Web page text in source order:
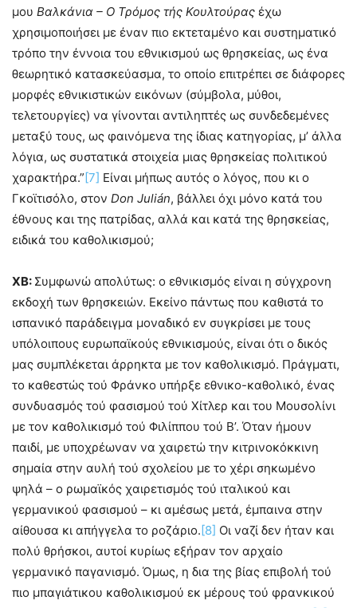
μου Βαλκάνια – Ο Τρόμος τής Κουλτούρας έχω
χρησιμοποιήσει με έναν πιο εκτεταμένο και συστηματικό
τρόπο την έννοια του εθνικισμού ως θρησκείας, ως ένα
θεωρητικό κατασκεύασμα, το οποίο επιτρέπει σε διάφορες
μορφές εθνικιστικών εικόνων (σύμβολα, μύθοι,
τελετουργίες) να γίνονται αντιληπτές ως συνδεδεμένες
μεταξύ τους, ως φαινόμενα της ίδιας κατηγορίας, μ’ άλλα
λόγια, ως συστατικά στοιχεία μιας θρησκείας πολιτικού
χαρακτήρα.” [7] Είναι μήπως αυτός ο λόγος, που κι ο
Γκοϊτισόλο, στον Don Julián, βάλλει όχι μόνο κατά του
έθνους και της πατρίδας, αλλά και κατά της θρησκείας,
ειδικά του καθολικισμού;
ΧΒ: Συμφωνώ απολύτως: ο εθνικισμός είναι η σύγχρονη
εκδοχή των θρησκειών. Εκείνο πάντως που καθιστά το
ισπανικό παράδειγμα μοναδικό εν συγκρίσει με τους
υπόλοιπους ευρωπαϊκούς εθνικισμούς, είναι ότι ο δικός
μας συμπλέκεται άρρηκτα με τον καθολικισμό. Πράγματι,
το καθεστώς τού Φράνκο υπήρξε εθνικο-καθολικό, ένας
συνδυασμός τού φασισμού τού Χίτλερ και του Μουσολίνι
με τον καθολικισμό τού Φιλίππου τού Β’. Όταν ήμουν
παιδί, με υποχρέωναν να χαιρετώ την κιτρινοκόκκινη
σημαία στην αυλή τού σχολείου με το χέρι σηκωμένο
ψηλά – ο ρωμαϊκός χαιρετισμός τού ιταλικού και
γερμανικού φασισμού – κι αμέσως μετά, έμπαινα στην
αίθουσα κι απήγγελα το ροζάριο. [8] Οι ναζί δεν ήταν και
πολύ θρήσκοι, αυτοί κυρίως εξήραν τον αρχαίο
γερμανικό παγανισμό. Όμως, η δια της βίας επιβολή τού
πιο μπαγιάτικου καθολικισμού εκ μέρους τού φρανκικού